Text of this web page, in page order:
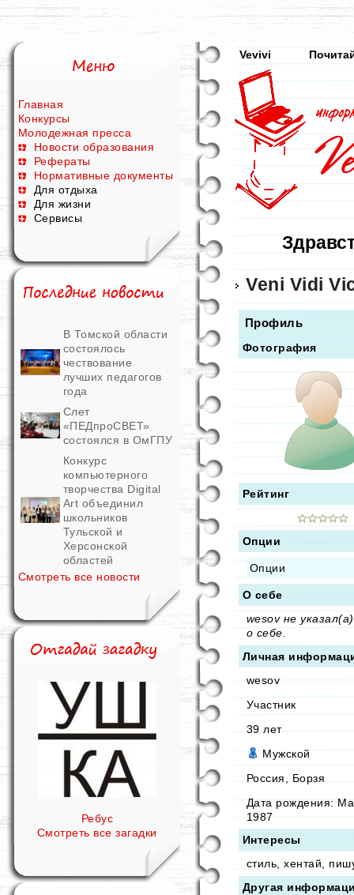
Главная
Конкурсы
Молодежная пресса
Новости образования
Рефераты
Нормативные документы
Для отдыха
Для жизни
Сервисы
В Томской области
состоялось
чествование
лучших педагогов
года
Слет
«ПЕДпроСВЕТ»
состоялся в ОмГПУ
Конкурс
компьютерного
творчества Digital
Art объединил
школьников
Тульской и
Херсонской
областей
Смотреть все новости
Ребус
Смотреть все загадки
Vevivi
Veni Vidi
Профиль
Фотография
Рейтинг
Опции
Опции
О себе
wesov не
о себе.
Личная
wesov
Участник
39 лет
Мужской
Россия, Борзя
Дата рождения:
1987
Интересы
стиль, хентай,
Другая